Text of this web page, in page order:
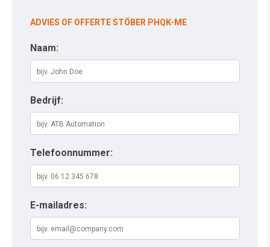
ADVIES OF OFFERTE STÖBER PHQK-ME
Naam:
Bedrijf:
Telefoonnummer:
E-mailadres: